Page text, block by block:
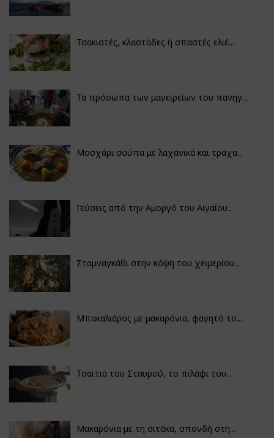
Τσακιστές, κλαστάδες ή σπαστές ελιέ...
Τα πρόσωπα των μαγειρείων του πανηγ...
Μοσχάρι σούπα με λαχανικά και τραχα...
Γεύσεις από την Αμοργό του Αιγαίου...
Σταμναγκάθι στην κόψη του χειμερίου...
Μπακαλιάρος με μακαρόνια, φαγητό το...
Τσαϊτιά του Σταυρού, το πιλάφι του...
Μακαρόνια με τη σιτάκα, σπονδή στη...